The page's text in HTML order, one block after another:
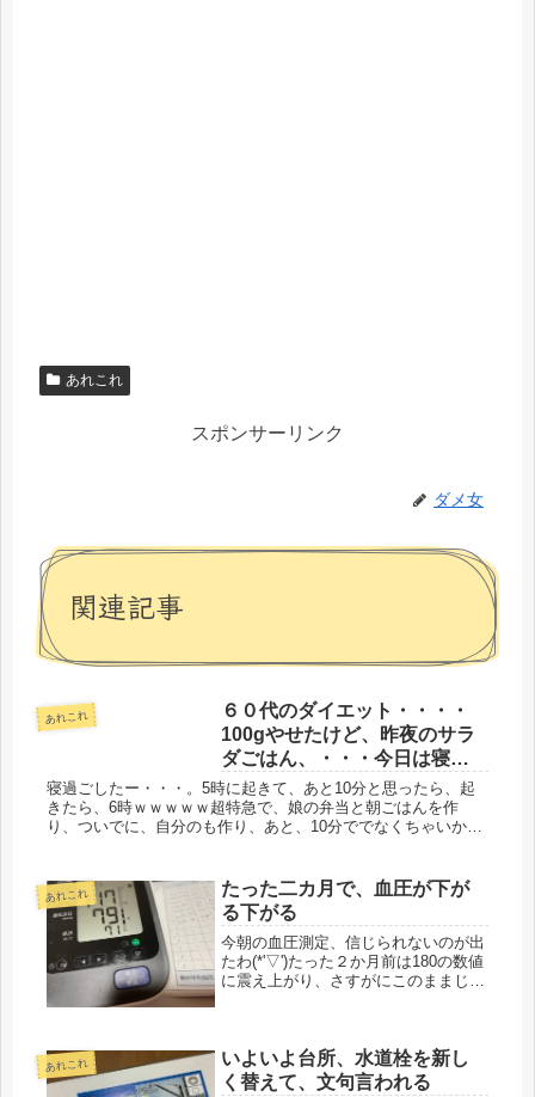
あれこれ
スポンサーリンク
ダメ女
関連記事
あれこれ
６０代のダイエット・・・・
100gやせたけど、昨夜のサラ
ダごはん、・・・今日は寝坊
です。
寝過ごしたー・・・。5時に起きて、あと10分と思ったら、起
きたら、6時ｗｗｗｗｗ超特急で、娘の弁当と朝ごはんを作
り、ついでに、自分のも作り、あと、10分ででなくちゃいか
あれこれ
たった二カ月で、血圧が下が
る下がる
今朝の血圧測定、信じられないのが出
たわ(*'▽')たった２か月前は180の数値
に震え上がり、さすがにこのままじ
ジピン5mgを一日１錠服用す...
あれこれ
いよいよ台所、水道栓を新し
く替えて、文句言われる